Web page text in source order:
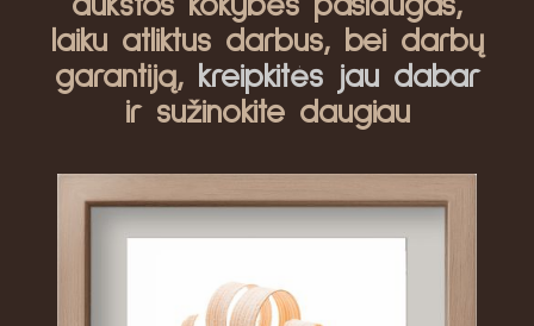
aukštos kokybės paslaugas,
laiku atliktus darbus, bei darbų
garantiją, kreipkitės jau dabar
ir sužinokite daugiau